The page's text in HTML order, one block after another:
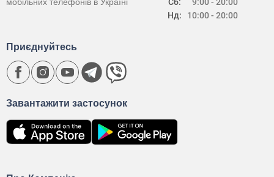
Нд:
10:00 - 20:00
Завантажити застосунок
Приєднуйтесь